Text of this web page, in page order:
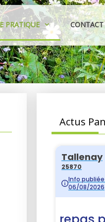
PRATIQUE CONTACT
Actus